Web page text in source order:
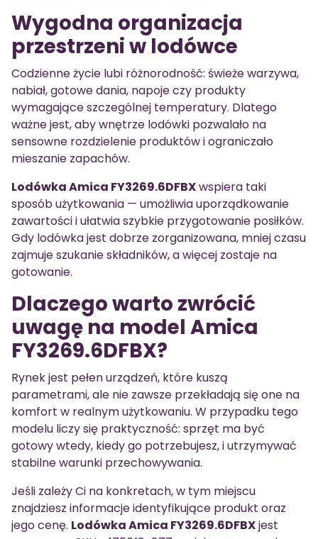
Wygodna organizacja
przestrzeni w lodówce
Codzienne życie lubi różnorodność: świeże warzywa,
nabiał, gotowe dania, napoje czy produkty
wymagające szczególnej temperatury. Dlatego
ważne jest, aby wnętrze lodówki pozwalało na
sensowne rozdzielenie produktów i ograniczało
mieszanie zapachów.
Lodówka Amica FY3269.6DFBXwspiera taki
sposób użytkowania — umożliwia uporządkowanie
zawartości i ułatwia szybkie przygotowanie posiłków.
Gdy lodówka jest dobrze zorganizowana, mniej czasu
zajmuje szukanie składników, a więcej zostaje na
gotowanie.
Dlaczego warto zwrócić
uwagę na model Amica
FY3269.6DFBX?
Rynek jest pełen urządzeń, które kuszą
parametrami, ale nie zawsze przekładają się one na
komfort w realnym użytkowaniu. W przypadku tego
modelu liczy się praktyczność: sprzęt ma być
gotowy wtedy, kiedy go potrzebujesz, i utrzymywać
stabilne warunki przechowywania.
Jeśli zależy Ci na konkretach, w tym miejscu
znajdziesz informacje identyfikujące produkt oraz
jego cenę. Lodówka Amica FY3269.6DFBXjest